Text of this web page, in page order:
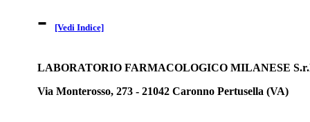
- [Vedi Indice]
LABORATORIO FARMACOLOGICO MILANESE
Via Monterosso, 273 - 21042 Caronno Pertusella (VA)